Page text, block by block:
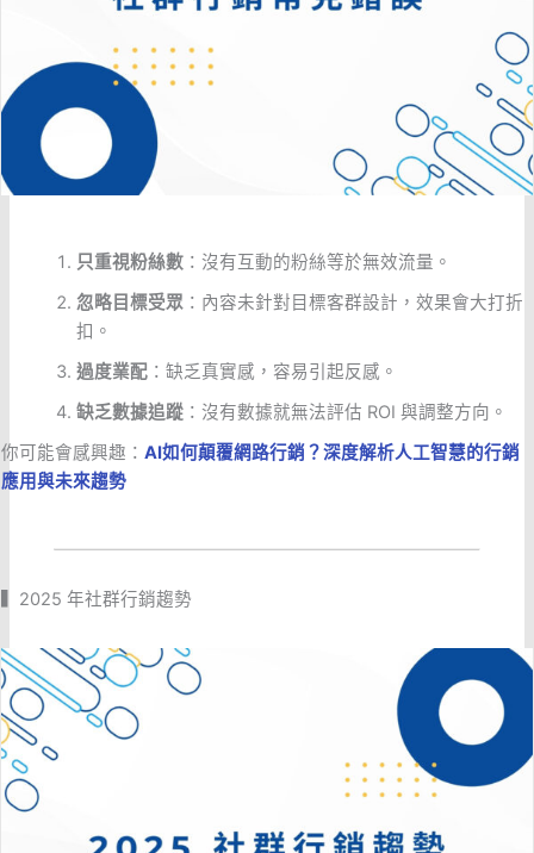
只重視粉絲數 ：沒有互動的粉絲等於無效流量。
忽略目標受眾 ：內容未針對目標客群設計，效果會大打折
扣。
過度業配 ：缺乏真實感，容易引起反感。
缺乏數據追蹤 ：沒有數據就無法評估 ROI 與調整方向。
你可能會感興趣： AI如何顛覆網路行銷？深度解析人工智慧的行銷
應用與未來趨勢
▍2025 年社群行銷趨勢